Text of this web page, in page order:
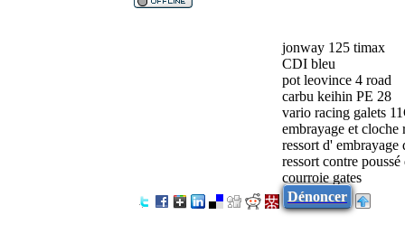
jonway 125 timax
CDI bleu
pot leovince 4 road
carbu keihin PE 28
vario racing galets
embrayage et cloche
ressort d' embrayage
ressort contre
courroie gates
Dénoncer